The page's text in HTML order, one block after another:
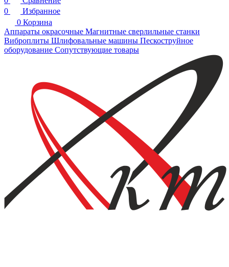
0
Избранное
0 Корзина
Аппараты окрасочные Магнитные сверлильные станки
Виброплиты Шлифовальные машины Пескоструйное
оборудование Сопутствующие товары